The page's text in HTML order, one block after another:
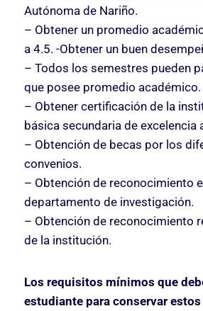
Autónoma de Nariño.
– Obtener un promedio
a 4.5. -Obtener un buen
– Todos los semestres pueden
que posee promedio académico.
– Obtener certificación de la
básica secundaria de excelencia
– Obtención de becas por los
convenios.
– Obtención de reconocimiento
departamento de investigación.
– Obtención de reconocimiento
de la institución.
Los requisitos mínimos que
estudiante para conservar